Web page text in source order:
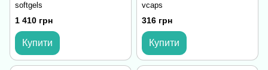
softgels
1 410 грн
Купити
vcaps
316 грн
Купити